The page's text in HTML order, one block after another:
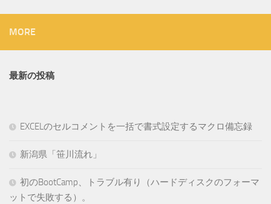
MORE
最新の投稿
EXCELのセルコメントを一括で書式設定するマクロ備忘録
新潟県「笹川流れ」
初のBootCamp、トラブル有り（ハードディスクのフォーマ
ットで失敗する）。